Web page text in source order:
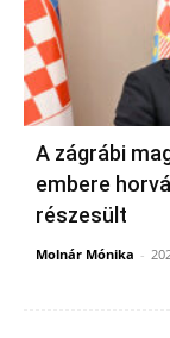
A zágrábi
embere
részesült
Molnár Mónika -